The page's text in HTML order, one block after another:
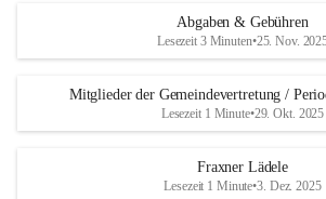
Abgaben & Gebühren
Lesezeit 3 Minuten•25. Nov.
Mitglieder der Gemeindevertretung /
Lesezeit 1 Minute•29. Okt. 2025
Fraxner Lädele
Lesezeit 1 Minute•3. Dez. 2025